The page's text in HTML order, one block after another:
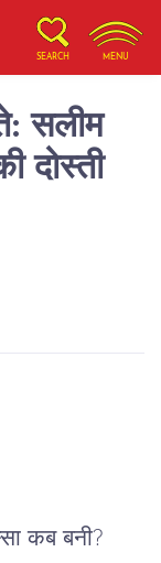
SEARCH MENU
सलीम
दोस्ती
कब बनी?